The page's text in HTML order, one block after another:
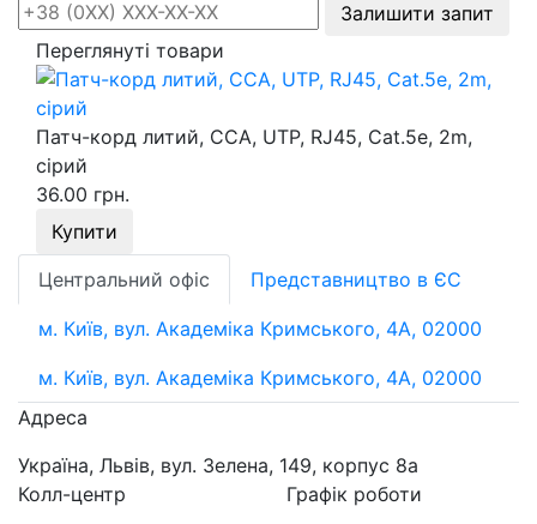
Залишити запит
Переглянуті товари
Патч-корд литий, CCA, UTP, RJ45, Cat.5e, 2m,
сірий
36.00 грн.
Купити
Центральний офіс
Представництво в ЄС
м. Київ, вул. Академіка Кримського, 4А, 02000
м. Київ, вул. Академіка Кримського, 4А, 02000
Адреса
Україна, Львів, вул. Зелена, 149, корпус 8а
Колл-центр
Графік роботи